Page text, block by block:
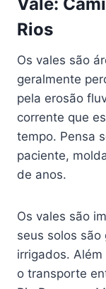
Rios
Os vales são
geralmente
pela erosão
corrente que
tempo. Pensa
paciente,
de anos.
Os vales são
seus solos
irrigados.
o transporte